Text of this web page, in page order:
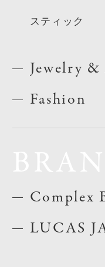
スティック
Jewelry &
Fashion
Complex
LUCAS